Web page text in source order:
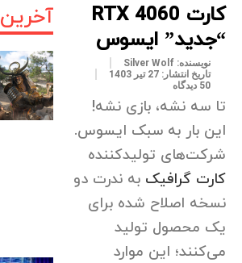
کارت RTX 4060
“جدید” ایسوس
نویسنده: Silver Wolf
تاریخ انتشار: 27 تیر 1403
50 دیدگاه
تا سه نشه، بازی نشه!
این بار به سبک ایسوس.
شرکت‌های تولیدکننده
کارت گرافیک به ندرت دو
نسخه اصلاح شده برای
یک محصول تولید
می‌کنند؛ این موارد